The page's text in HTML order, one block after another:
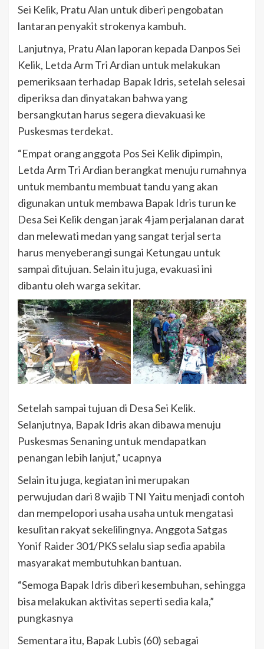
Sei Kelik, Pratu Alan untuk diberi pengobatan
lantaran penyakit strokenya kambuh.
Lanjutnya, Pratu Alan laporan kepada Danpos Sei
Kelik, Letda Arm Tri Ardian untuk melakukan
pemeriksaan terhadap Bapak Idris, setelah selesai
diperiksa dan dinyatakan bahwa yang
bersangkutan harus segera dievakuasi ke
Puskesmas terdekat.
“Empat orang anggota Pos Sei Kelik dipimpin,
Letda Arm Tri Ardian berangkat menuju rumahnya
untuk membantu membuat tandu yang akan
digunakan untuk membawa Bapak Idris turun ke
Desa Sei Kelik dengan jarak 4 jam perjalanan darat
dan melewati medan yang sangat terjal serta
harus menyeberangi sungai Ketungau untuk
sampai ditujuan. Selain itu juga, evakuasi ini
dibantu oleh warga sekitar.
Setelah sampai tujuan di Desa Sei Kelik.
Selanjutnya, Bapak Idris akan dibawa menuju
Puskesmas Senaning untuk mendapatkan
penangan lebih lanjut,” ucapnya
Selain itu juga, kegiatan ini merupakan
perwujudan dari 8 wajib TNI Yaitu menjadi contoh
dan mempelopori usaha usaha untuk mengatasi
kesulitan rakyat sekelilingnya. Anggota Satgas
Yonif Raider 301/PKS selalu siap sedia apabila
masyarakat membutuhkan bantuan.
“Semoga Bapak Idris diberi kesembuhan, sehingga
bisa melakukan aktivitas seperti sedia kala,”
pungkasnya
Sementara itu, Bapak Lubis (60) sebagai